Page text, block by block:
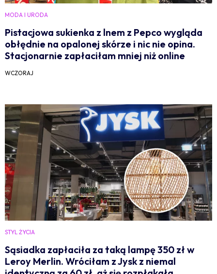
MODA I URODA
Pistacjowa sukienka z lnem z Pepco wygląda
obłędnie na opalonej skórze i nic nie opina.
Stacjonarnie zapłaciłam mniej niż online
WCZORAJ
STYL ŻYCIA
Sąsiadka zapłaciła za taką lampę 350 zł w
Leroy Merlin. Wróciłam z Jysk z niemal